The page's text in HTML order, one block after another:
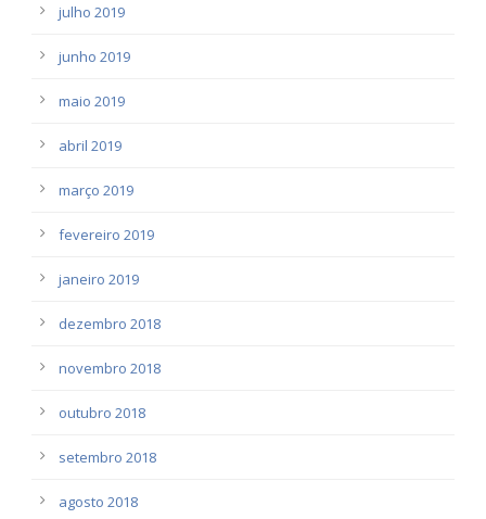
julho 2019
junho 2019
maio 2019
abril 2019
março 2019
fevereiro 2019
janeiro 2019
dezembro 2018
novembro 2018
outubro 2018
setembro 2018
agosto 2018